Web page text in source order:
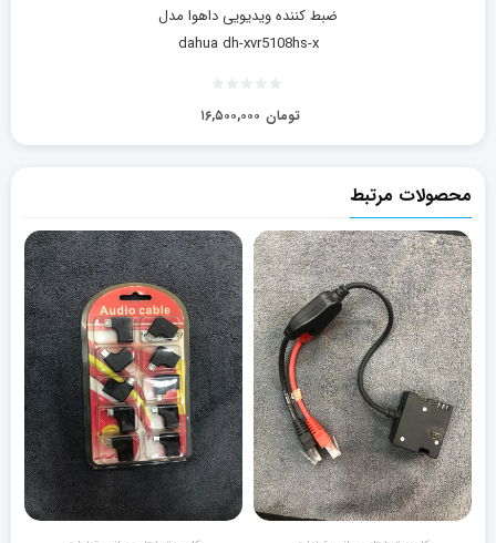
ضبط کننده ویدیویی داهوا مدل
dahua dh-xvr5108hs-x
۱۶,۵۰۰,۰۰۰ تومان
محصولات مرتبط